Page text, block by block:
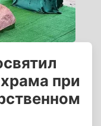
при